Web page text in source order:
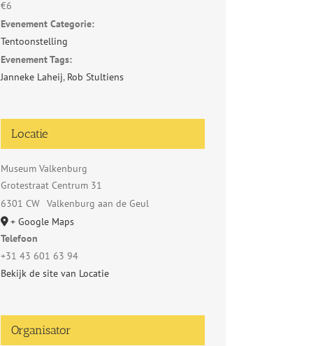
€6
Evenement Categorie:
Tentoonstelling
Evenement Tags:
Janneke Laheij, Rob Stultiens
Locatie
Museum Valkenburg
Grotestraat Centrum 31
6301 CW Valkenburg aan de Geul
+ Google Maps
Telefoon
+31 43 601 63 94
Bekijk de site van Locatie
Organisator